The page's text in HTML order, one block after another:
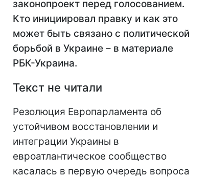
законопроект перед голосованием.
Кто инициировал правку и как это
может быть связано с политической
борьбой в Украине – в материале
РБК-Украина.
Текст не читали
Резолюция Европарламента об
устойчивом восстановлении и
интеграции Украины в
евроатлантическое сообщество
касалась в первую очередь вопроса